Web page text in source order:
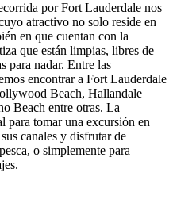
por Fort Lauderdale nos
atractivo no solo reside en
en que cuentan con la
que están limpias, libres de
para nadar. Entre las
encontrar a Fort Lauderdale
Beach, Hallandale
Beach entre otras. La
para tomar una excursión en
canales y disfrutar de
o simplemente para